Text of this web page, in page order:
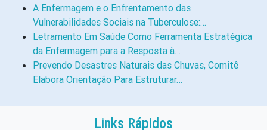
A Enfermagem e o Enfrentamento das
Vulnerabilidades Sociais na Tuberculose:…
Letramento Em Saúde Como Ferramenta Estratégica
da Enfermagem para a Resposta à…
Prevendo Desastres Naturais das Chuvas, Comitê
Elabora Orientação Para Estruturar…
Links Rápidos